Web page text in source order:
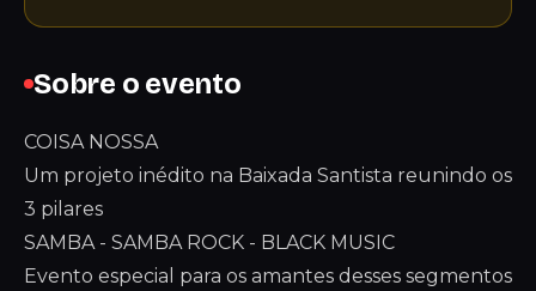
Sobre o evento
COISA NOSSA
Um projeto inédito na Baixada Santista reunindo os
3 pilares
SAMBA - SAMBA ROCK - BLACK MUSIC
Evento especial para os amantes desses segmentos